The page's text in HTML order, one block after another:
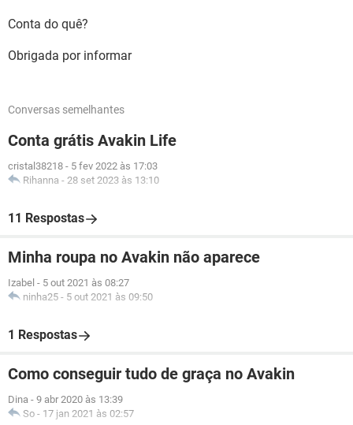
Conta do quê?
Obrigada por informar
Conversas semelhantes
Conta grátis Avakin Life
cristal38218 - 5 fev 2022 às 17:03
Rihanna - 28 set 2023 às 13:10
11 Respostas
Minha roupa no Avakin não aparece
Izabel - 5 out 2021 às 08:27
ninha25 - 5 out 2021 às 09:50
1 Respostas
Como conseguir tudo de graça no Avakin
Dina - 9 abr 2020 às 13:39
So - 17 jan 2021 às 02:57